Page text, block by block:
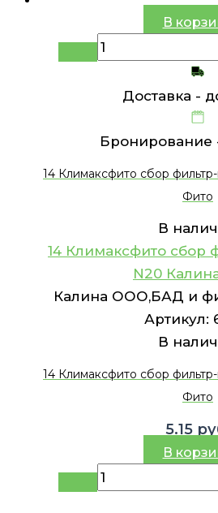
В
Доставка -
Бронирование
14 Климаксфито сбор
Фито
В
14 Климаксфито сбор
N20
Калина ООО,БАД и
Артикул:
В
14 Климаксфито сбор
Фито
5.15
В